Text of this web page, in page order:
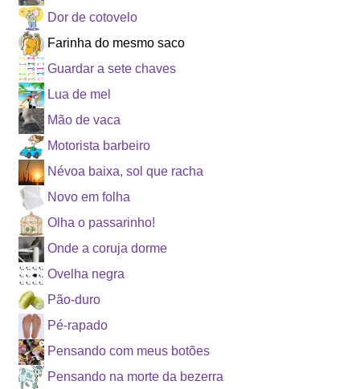
Dor de cotovelo
Farinha do mesmo saco
Guardar a sete chaves
Lua de mel
Mão de vaca
Motorista barbeiro
Névoa baixa, sol que racha
Novo em folha
Olha o passarinho!
Onde a coruja dorme
Ovelha negra
Pão-duro
Pé-rapado
Pensando com meus botões
Pensando na morte da bezerra